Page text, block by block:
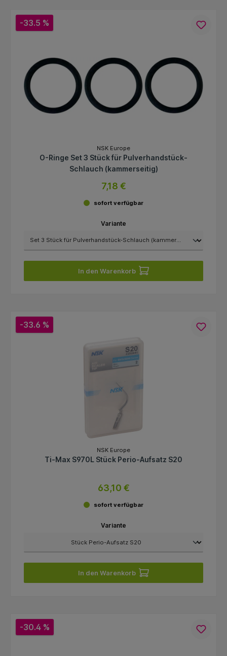
-33.5 %
NSK Europe
O-Ringe Set 3 Stück für Pulverhandstück-
Schlauch (kammerseitig)
7,18 €
sofort verfügbar
Variante
In den Warenkorb
-33.6 %
NSK Europe
Ti-Max S970L Stück Perio-Aufsatz S20
63,10 €
sofort verfügbar
Variante
In den Warenkorb
-30.4 %